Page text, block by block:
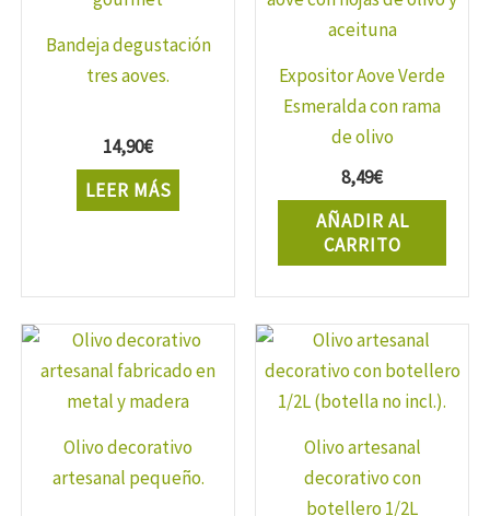
Bandeja degustación
tres aoves.
14,90€
LEER MÁS
Expositor Aove Verde
Esmeralda con rama
de olivo
8,49€
AÑADIR AL
CARRITO
Olivo decorativo
artesanal pequeño.
Olivo artesanal
decorativo con
botellero 1/2L